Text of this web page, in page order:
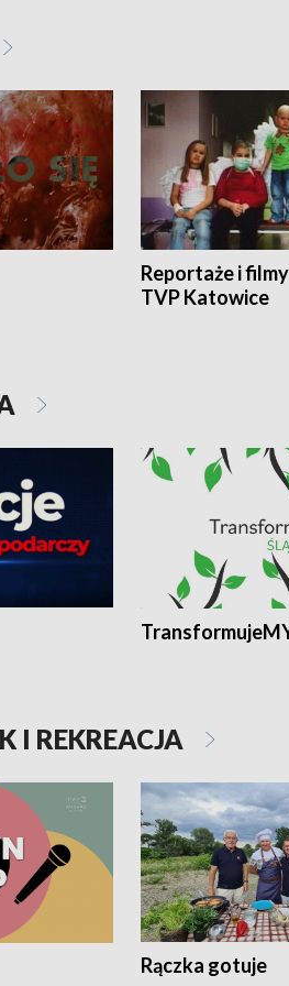
Reportaże i
TVP Katowice
I REKREACJA
Rączka gotuje